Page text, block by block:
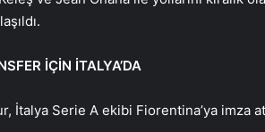
İÇİN İTALYA’DA
İtalya Serie A ekibi Fiorentina’ya imza